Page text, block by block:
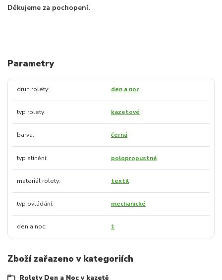
Děkujeme za pochopení.
Parametry
druh rolety den a noc
typ rolety kazetové
barva černá
typ stínění polopropustné
materiál rolety textil
typ ovládání mechanické
den a noc 1
Zboží zařazeno v kategoriích
Rolety Den a Noc v kazetě